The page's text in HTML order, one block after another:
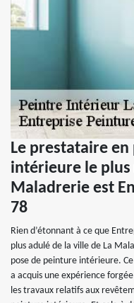
Le prestataire
intérieure le plus
Maladrerie est
78
Rien d’étonnant à ce que
plus adulé de la ville de La
pose de peinture intérieure.
a acquis une expérience
les travaux relatifs aux